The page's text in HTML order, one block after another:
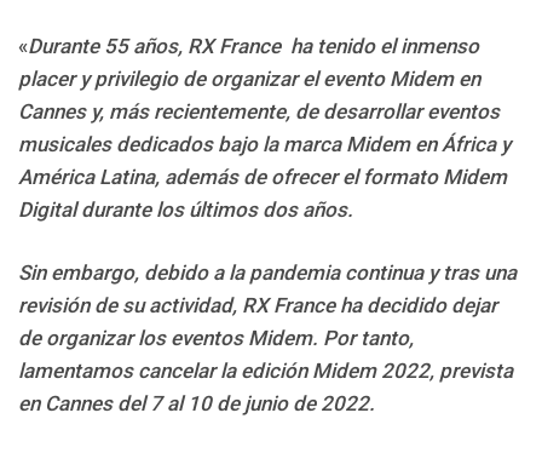
«Durante 55 años, RX France ha tenido el inmenso
placer y privilegio de organizar el evento Midem en
Cannes y, más recientemente, de desarrollar eventos
musicales dedicados bajo la marca Midem en África y
América Latina, además de ofrecer el formato Midem
Digital durante los últimos dos años.
Sin embargo, debido a la pandemia continua y tras una
revisión de su actividad, RX France ha decidido dejar
de organizar los eventos Midem. Por tanto,
lamentamos cancelar la edición Midem 2022, prevista
en Cannes del 7 al 10 de junio de 2022.